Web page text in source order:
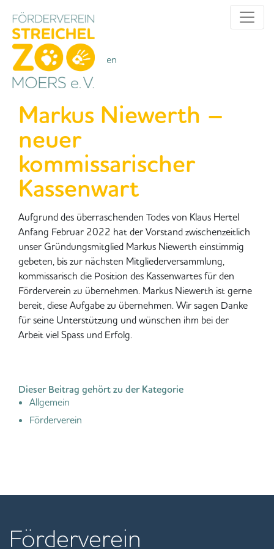
KategorienAlle Kategorien
Markus Niewerth –
neuer
kommissarischer
Kassenwart
Aufgrund des überraschenden Todes von Klaus Hertel
Anfang Februar 2022 hat der Vorstand zwischenzeitlich
unser Gründungsmitglied Markus Niewerth einstimmig
gebeten, bis zur nächsten Mitgliederversammlung,
kommissarisch die Position des Kassenwartes für den
Förderverein zu übernehmen. Markus Niewerth ist gerne
bereit, diese Aufgabe zu übernehmen. Wir sagen Danke
für seine Unterstützung und wünschen ihm bei der
Arbeit viel Spass und Erfolg.
Dieser Beitrag gehört zu der Kategorie
Allgemein
Förderverein
Förderverein